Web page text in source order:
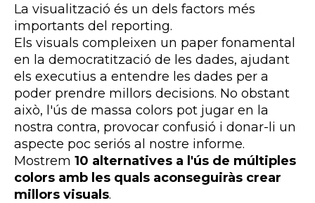
La visualització és un dels factors més
importants del reporting.
Els visuals compleixen un paper fonamental
en la democratització de les dades, ajudant
els executius a entendre les dades per a
poder prendre millors decisions. No obstant
això, l'ús de massa colors pot jugar en la
nostra contra, provocar confusió i donar-li un
aspecte poc seriós al nostre informe.
Mostrem 10 alternatives a l'ús de múltiples
colors amb les quals aconseguiràs crear
millors visuals.